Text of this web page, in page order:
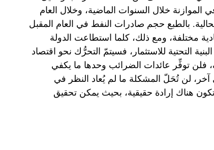
خلال السنوات الماضية، وخلال العام
بالطبع حجم صادرات النفط في العام المقبل
مختلفة، ومع ذلك، كلما استطاعت الدولة
التحتية للاستثمار، فسيتمّ التحرُّك نحو اقتصاد
فلن توفِّر عائدات الضرائب وحدها ما يكفي
آخر، لن تُحَلّ المشكلة ما لم يُعاد النظر في
هناك إرادة حقيقية، بحيث يمكن تحقيق